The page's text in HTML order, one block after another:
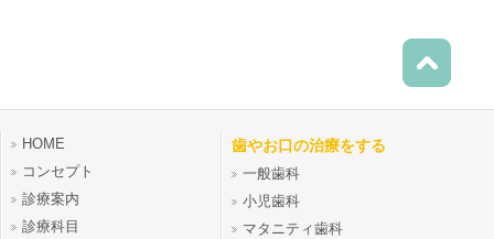
HOME
コンセプト
診療案内
診療科目
歯やお口の治療をする
一般歯科
小児歯科
マタニティ歯科